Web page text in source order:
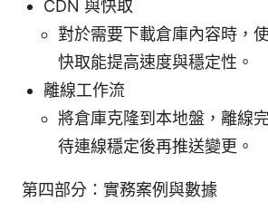
CDN 與快取
對於需要下載倉庫內容時，
快取能提高速度與穩定性。
離線工作流
將倉庫克隆到本地盤，離線
待連線穩定後再推送變更。
第四部分：實務案例與數據